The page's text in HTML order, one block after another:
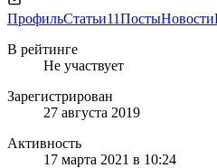
ПрофильСтатьи11ПостыНовости
В рейтинге
Не участвует
Зарегистрирован
27 августа 2019
Активность
17 марта 2021 в 10:24